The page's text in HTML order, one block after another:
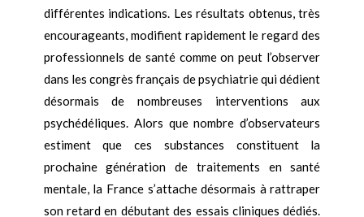
différentes indications. Les résultats obtenus, très
encourageants, modifient rapidement le regard des
professionnels de santé comme on peut l’observer
dans les congrès français de psychiatrie qui dédient
désormais de nombreuses interventions aux
psychédéliques. Alors que nombre d’observateurs
estiment que ces substances constituent la
prochaine génération de traitements en santé
mentale, la France s’attache désormais à rattraper
son retard en débutant des essais cliniques dédiés.